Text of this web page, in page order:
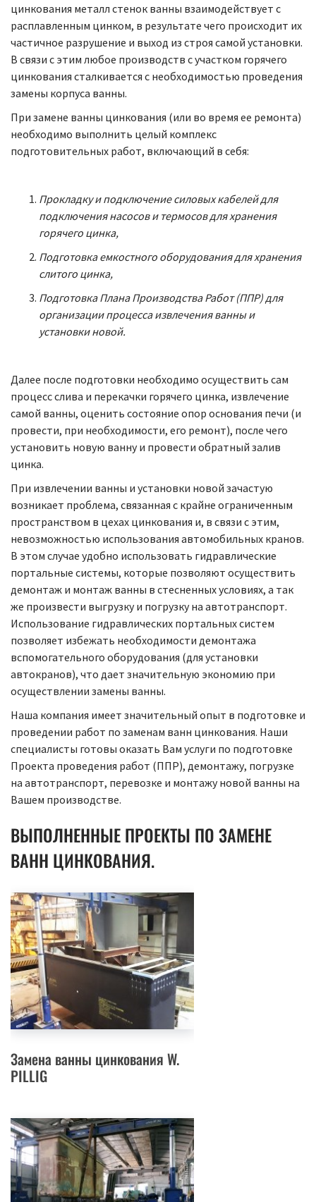
цинкования металл стенок ванны взаимодействует с
расплавленным цинком, в результате чего происходит их
частичное разрушение и выход из строя самой установки.
В связи с этим любое производств с участком горячего
цинкования сталкивается с необходимостью проведения
замены корпуса ванны.
При замене ванны цинкования (или во время ее ремонта)
необходимо выполнить целый комплекс
подготовительных работ, включающий в себя:
Прокладку и подключение силовых кабелей для
подключения насосов и термосов для хранения
горячего цинка,
Подготовка емкостного оборудования для хранения
слитого цинка,
Подготовка Плана Производства Работ (ППР) для
организации процесса извлечения ванны и
установки новой.
Далее после подготовки необходимо осуществить сам
процесс слива и перекачки горячего цинка, извлечение
самой ванны, оценить состояние опор основания печи (и
провести, при необходимости, его ремонт), после чего
установить новую ванну и провести обратный залив
цинка.
При извлечении ванны и установки новой зачастую
возникает проблема, связанная с крайне ограниченным
пространством в цехах цинкования и, в связи с этим,
невозможностью использования автомобильных кранов.
В этом случае удобно использовать гидравлические
портальные системы, которые позволяют осуществить
демонтаж и монтаж ванны в стесненных условиях, а так
же произвести выгрузку и погрузку на автотранспорт.
Использование гидравлических портальных систем
позволяет избежать необходимости демонтажа
вспомогательного оборудования (для установки
автокранов), что дает значительную экономию при
осуществлении замены ванны.
Наша компания имеет значительный опыт в подготовке и
проведении работ по заменам ванн цинкования. Наши
специалисты готовы оказать Вам услуги по подготовке
Проекта проведения работ (ППР), демонтажу, погрузке
на автотранспорт, перевозке и монтажу новой ванны на
Вашем производстве.
ВЫПОЛНЕННЫЕ ПРОЕКТЫ ПО ЗАМЕНЕ
ВАНН ЦИНКОВАНИЯ.
Замена ванны цинкования W.
PILLIG